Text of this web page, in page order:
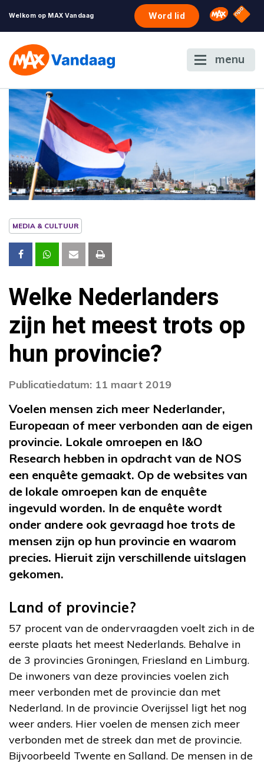
Welkom op MAX Vandaag Word lid Omroep
NPO
menu
MEDIA & CULTUUR
Welke Nederlanders
zijn het meest trots op
hun provincie?
Publicatiedatum: 11 maart 2019
Voelen mensen zich meer Nederlander,
Europeaan of meer verbonden aan de eigen
provincie. Lokale omroepen en I&O
Research hebben in opdracht van de NOS
een enquête gemaakt. Op de websites van
de lokale omroepen kan de enquête
ingevuld worden. In de enquête wordt
onder andere ook gevraagd hoe trots de
mensen zijn op hun provincie en waarom
precies. Hieruit zijn verschillende uitslagen
gekomen.
Land of provincie?
57 procent van de ondervraagden voelt zich in de
eerste plaats het meest Nederlands. Behalve in
de 3 provincies Groningen, Friesland en Limburg.
De inwoners van deze provincies voelen zich
meer verbonden met de provincie dan met
Nederland. In de provincie Overijssel ligt het nog
weer anders. Hier voelen de mensen zich meer
verbonden met de streek dan met de provincie.
Bijvoorbeeld Twente en Salland. De mensen in de